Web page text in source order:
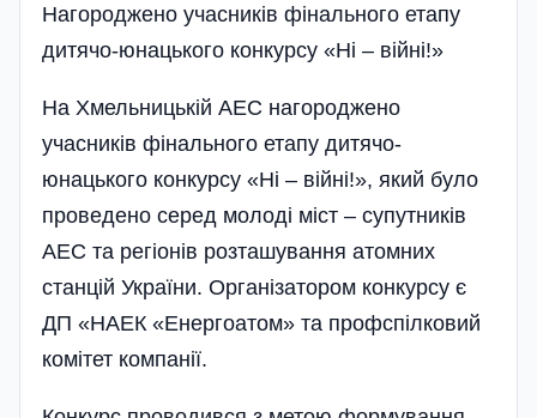
Нагороджено учасників фінального етапу
дитячо-юнацького конкурсу «Ні – війні!»
На Хмельницькій АЕС нагоро­джено
учасників фінального етапу дитячо-
юнацького конкурсу «Ні – війні!», який було
проведено серед молоді міст – супутників
АЕС та регіонів розташування атомних
станцій України. Організатором конкурсу є
ДП «НАЕК «Енергоатом» та профспілковий
комітет компанії.